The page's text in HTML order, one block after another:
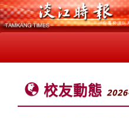
校友動態